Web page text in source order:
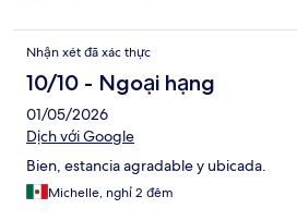
Nhận xét đã xác thực
10/10 - Ngoại hạng
01/05/2026
Dịch với Google
Bien, estancia agradable y ubicada.
Michelle, nghỉ 2 đêm